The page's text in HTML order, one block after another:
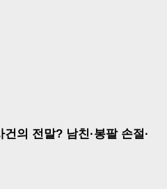
의 전말? 남친·봉팔 손절·